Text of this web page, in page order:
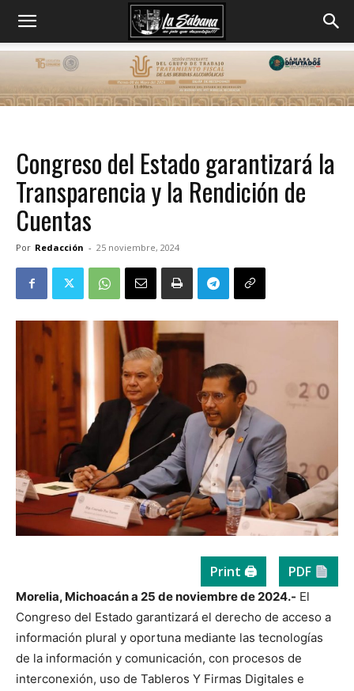
Congreso del Estado garantizará la
Transparencia y la Rendición de
Cuentas
Por Redacción - 25 noviembre, 2024
Print 🖨 PDF
Morelia, Michoacán a 25 de noviembre de 2024.- El
Congreso del Estado garantizará el derecho de acceso a
información plural y oportuna mediante las tecnologías
de la información y comunicación, con procesos de
interconexión, uso de Tableros Y Firmas Digitales e